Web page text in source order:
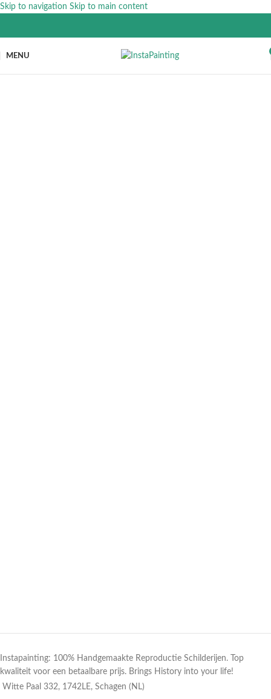
Skip to navigation Skip to main content
MENU
Instapainting: 100% Handgemaakte Reproductie Schilderijen. Top
kwaliteit voor een betaalbare prijs. Brings History into your life!
Witte Paal 332, 1742LE, Schagen (NL)